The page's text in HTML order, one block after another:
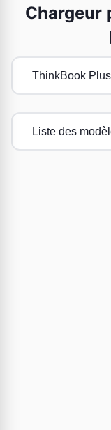
Chargeur